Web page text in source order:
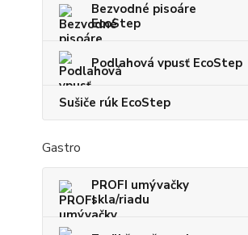
Bezvodné pisoáre
EcoStep
Podlahová vpusť EcoStep
Sušiče rúk EcoStep
Gastro
PROFI umývačky
skla/riadu